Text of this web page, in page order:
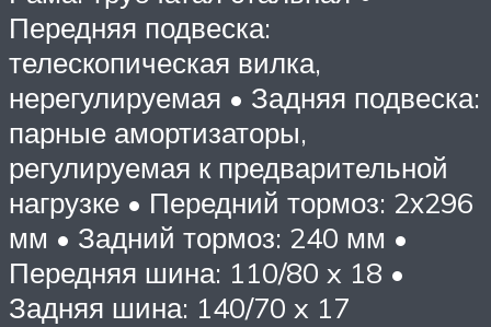
Передняя подвеска:
телескопическая вилка,
нерегулируемая • Задняя подвеска:
парные амортизаторы,
регулируемая к предварительной
нагрузке • Передний тормоз: 2х296
мм • Задний тормоз: 240 мм •
Передняя шина: 110/80 x 18 •
Задняя шина: 140/70 x 17